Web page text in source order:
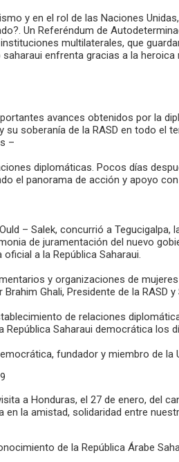
y en el rol de las Naciones
Un Referéndum de
multilaterales, que
enfrenta gracias a la
avances obtenidos por la
soberanía de la RASD en todo
–
diplomáticas. Pocos días
el panorama de acción y apoyo
– Salek, concurrió a
de juramentación del nuevo
a la República Saharaui.
y organizaciones de
Ghali, Presidente de la RASD
de relaciones
Saharaui democrática los
fundador y miembro de
a Honduras, el 27 de enero, del
la amistad, solidaridad entre
de la República Árabe